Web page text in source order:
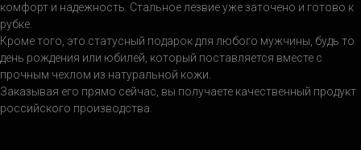
комфорт и надежность. Стальное лезвие уже заточено и готово к
рубке.
Кроме того, это статусный подарок для любого мужчины, будь то
день рождения или юбилей, который поставляется вместе с
прочным чехлом из натуральной кожи.
Заказывая его прямо сейчас, вы получаете качественный продукт
российского производства.